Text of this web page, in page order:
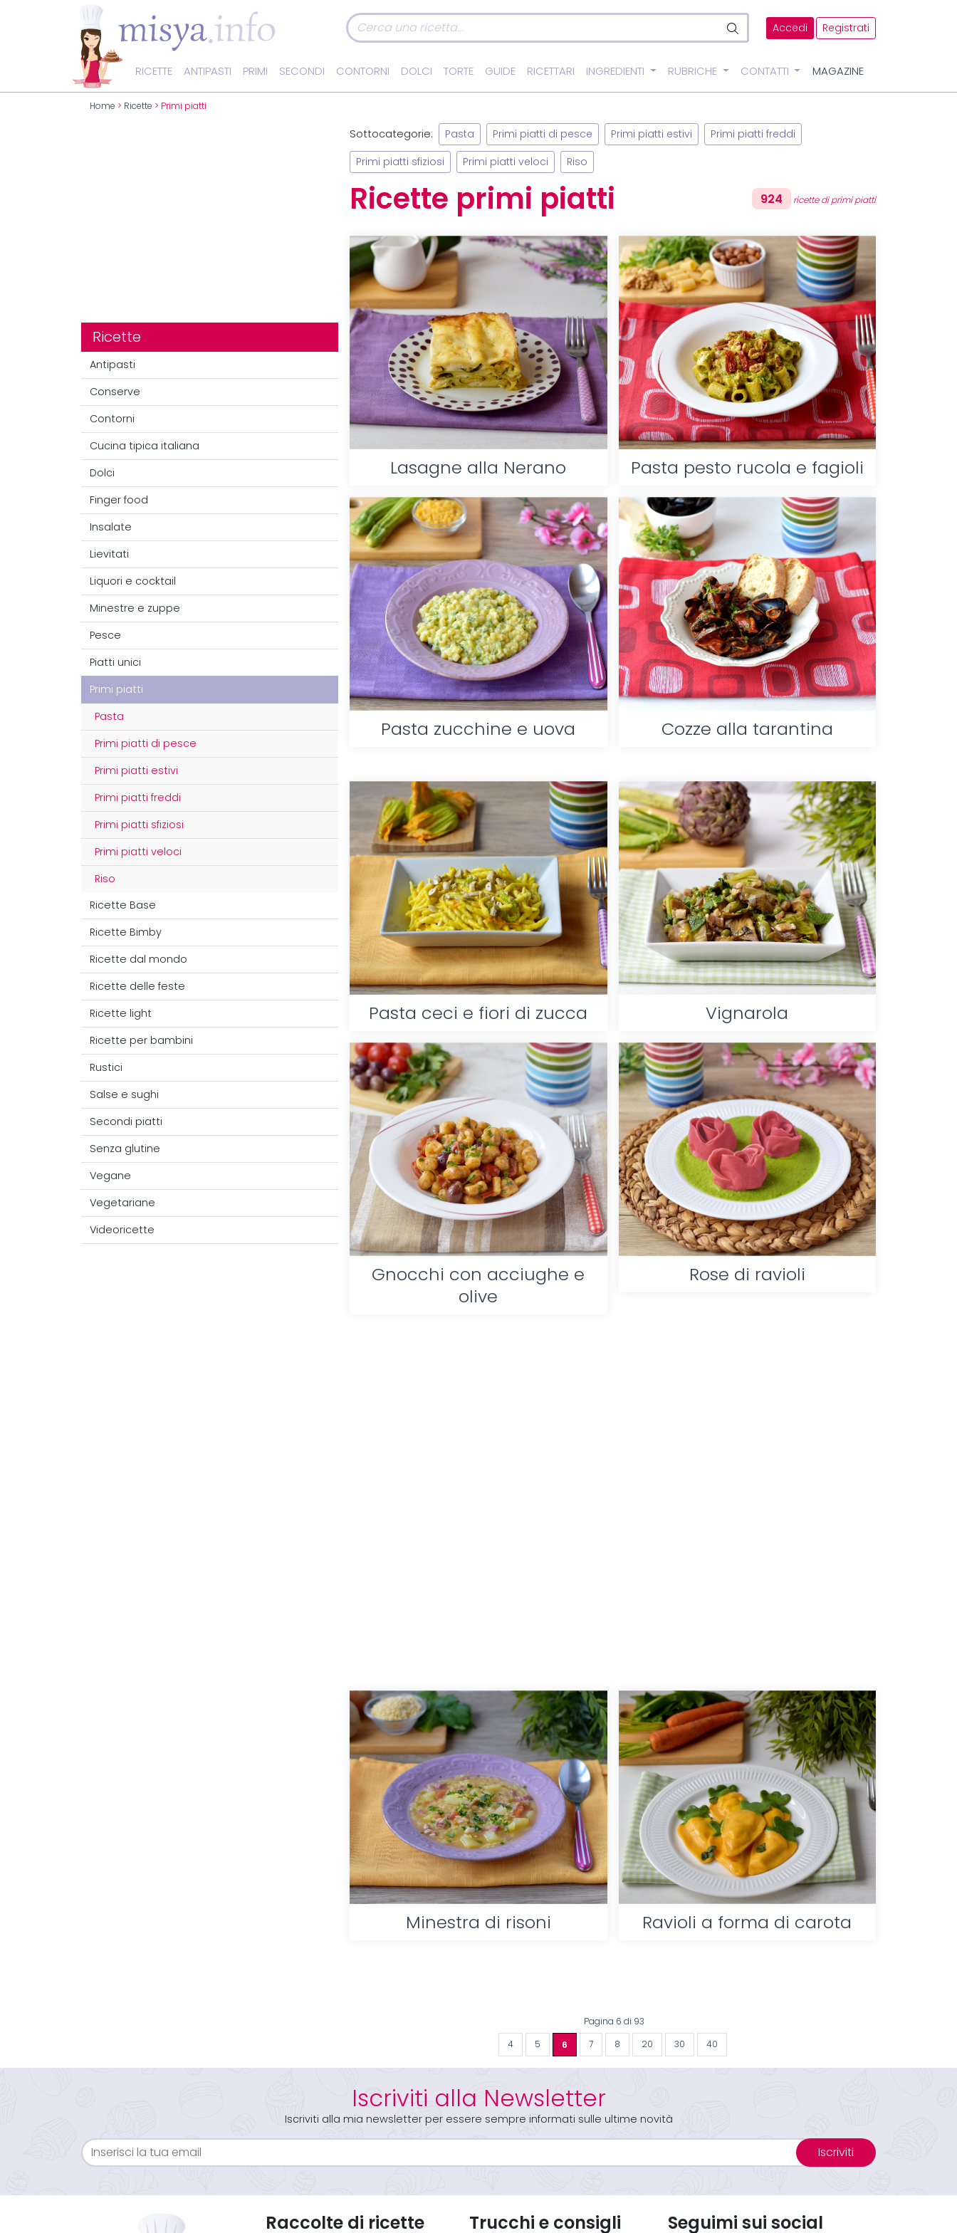
Accedi Registrati
RICETTE ANTIPASTI PRIMI SECONDI CONTORNI DOLCI TORTE GUIDE RICETTARI INGREDIENTI RUBRICHE CONTATTI MAGAZINE
Home > Ricette > Primi piatti
Ricette
Antipasti
Conserve
Contorni
Cucina tipica italiana
Dolci
Finger food
Insalate
Lievitati
Liquori e cocktail
Minestre e zuppe
Pesce
Piatti unici
Primi piatti
Pasta
Primi piatti di pesce
Primi piatti estivi
Primi piatti freddi
Primi piatti sfiziosi
Primi piatti veloci
Riso
Ricette Base
Ricette Bimby
Ricette dal mondo
Ricette delle feste
Ricette light
Ricette per bambini
Rustici
Salse e sughi
Secondi piatti
Senza glutine
Vegane
Vegetariane
Videoricette
Sottocategorie: Pasta Primi piatti di pesce Primi piatti estivi Primi piatti freddi
Primi piatti sfiziosi Primi piatti veloci Riso
Ricette primi piatti 924 ricette di primi piatti
Lasagne alla Nerano Pasta pesto rucola e fagioli
Pasta zucchine e uova Cozze alla tarantina
Pasta ceci e fiori di zucca Vignarola
Gnocchi con acciughe e
olive
Rose di ravioli
Minestra di risoni Ravioli a forma di carota
Pagina 6 di 93
4 5 6 7 8 20 30 40
Iscriviti alla Newsletter
Iscriviti alla mia newsletter per essere sempre informati sulle ultime novità
Iscriviti
Raccolte di ricette Trucchi e consigli Seguimi sui social